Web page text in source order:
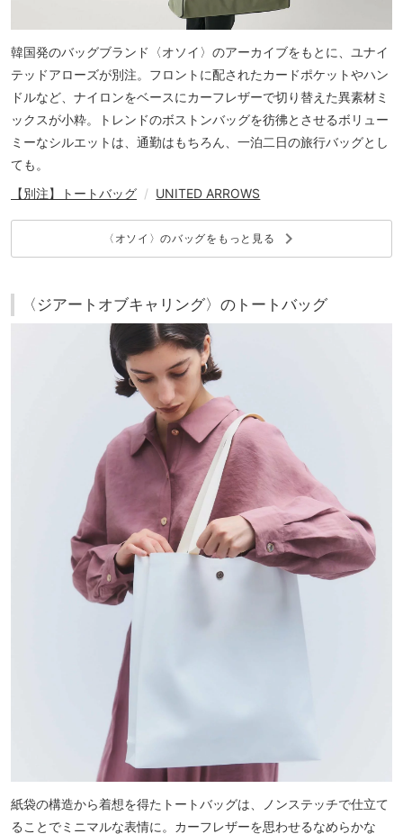
韓国発のバッグブランド〈オソイ〉のアーカイブをもとに、ユナイ
テッドアローズが別注。フロントに配されたカードポケットやハン
ドルなど、ナイロンをベースにカーフレザーで切り替えた異素材ミ
ックスが小粋。トレンドのボストンバッグを彷彿とさせるボリュー
ミーなシルエットは、通勤はもちろん、一泊二日の旅行バッグとし
ても。
【別注】
トートバッグ / UNITED ARROWS
〈オソイ〉のバッグをもっと見る keyboard_arrow_right
〈ジアートオブキャリング〉のトートバッグ
紙袋の構造から着想を得たトートバッグは、ノンステッチで仕立て
ることでミニマルな表情に。カーフレザーを思わせるなめらかな